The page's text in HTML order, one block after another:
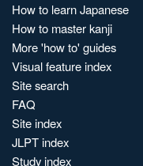
How to learn Japanese
How to master kanji
More 'how to' guides
Visual feature index
Site search
FAQ
Site index
JLPT index
Study index